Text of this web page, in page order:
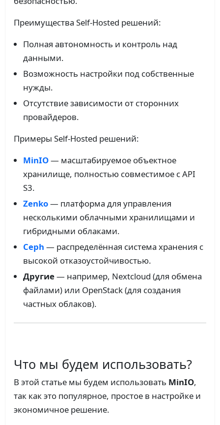
Преимущества Self-Hosted решений:
Полная автономность и контроль над
данными.
Возможность настройки под собственные
нужды.
Отсутствие зависимости от сторонних
провайдеров.
Примеры Self-Hosted решений:
MinIO— масштабируемое объектное
хранилище, полностью совместимое с API
S3.
Zenko— платформа для управления
несколькими облачными хранилищами и
гибридными облаками.
Ceph — распределённая система хранения с
высокой отказоустойчивостью.
Другие— например, Nextcloud (для обмена
файлами) или OpenStack (для создания
частных облаков).
Что мы будем использовать?
В этой статье мы будем использовать MinIO,
так как это популярное, простое в настройке и
экономичное решение.